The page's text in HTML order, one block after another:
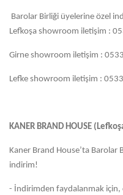
Barolar Birliği üyelerine özel
Lefkoşa showroom iletişim :
Girne showroom iletişim :
Lefke showroom iletişim :
KANER BRAND HOUSE
Kaner Brand House’ta Barolar
indirim!
- İndirimden faydalanmak için,